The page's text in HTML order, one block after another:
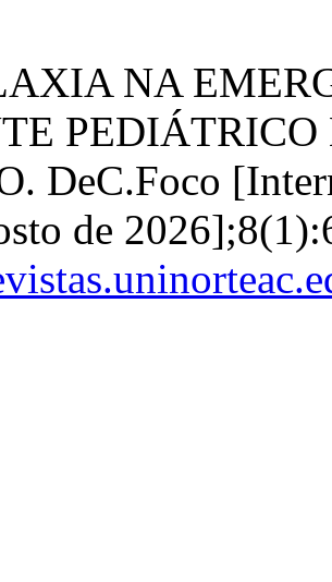
NA
DeC.Foco
de